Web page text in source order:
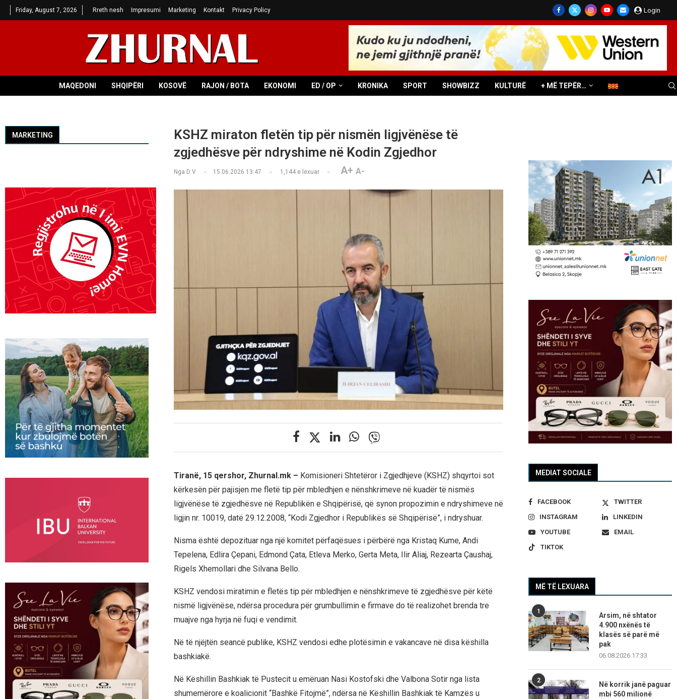
Friday, August 7, 2026 Rreth nesh Impresumi Marketing Kontakt Privacy Policy Login
MAQEDONI SHQIPËRI KOSOVË RAJON / BOTA EKONOMI ED / OP KRONIKA SPORT SHOWBIZZ KULTURË + MË TEPËR…
KSHZ miraton fletën tip për nismën ligjvënëse të
zgjedhësve për ndryshime në Kodin Zgjedhor
Nga D V 15.06.2026 13:47 1,144e lexuar A+ A-
Tiranë, 15 qershor, Zhurnal.mk – Komisioneri Shtetëror i Zgjedhjeve (KSHZ) shqyrtoi sot
kërkesën për pajisjen me fletë tip për mbledhjen e nënshkrimeve në kuadër të nismës
ligjvënëse të zgjedhësve në Republikën e Shqipërisë, që synon propozimin e ndryshimeve në
ligjin nr. 10019, datë 29.12.2008, “Kodi Zgjedhor i Republikës së Shqipërisë”, i ndryshuar.
Nisma është depozituar nga një komitet përfaqësues i përbërë nga Kristaq Kume, Andi
Tepelena, Edlira Çepani, Edmond Çata, Etleva Merko, Gerta Meta, Ilir Aliaj, Rezearta Çaushaj,
Rigels Xhemollari dhe Silvana Bello.
KSHZ vendosi miratimin e fletës tip për mbledhjen e nënshkrimeve të zgjedhësve për këtë
nismë ligjvënëse, ndërsa procedura për grumbullimin e firmave do të realizohet brenda tre
muajve nga hyrja në fuqi e vendimit.
Në të njëjtën seancë publike, KSHZ vendosi edhe plotësimin e vakancave në disa këshilla
bashkiakë.
Në Këshillin Bashkiak të Pustecit u emëruan Nasi Kostofski dhe Valbona Sotir nga lista
shumemërore e koalicionit “Bashkë Fitojmë”, ndërsa në Këshillin Bashkiak të Kamzës u
MEDIAT SOCIALE
FACEBOOK
TWITTER
INSTAGRAM
LINKEDIN
YOUTUBE
EMAIL
TIKTOK
MË TË LEXUARA
1
Arsim, në shtator
4.900 nxënës të
klasës së parë më
pak
06.08.2026 17:33
2
Në korrik janë paguar
mbi 560 milionë
MARKETING